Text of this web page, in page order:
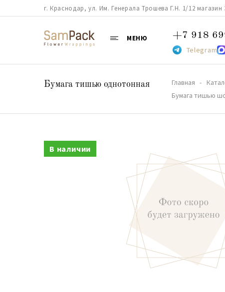
г. Краснодар, ул. Им. Генерала Трошева Г.Н. 1/12
МЕНЮ +7 918
Telegram
Бумага тишью однотонная Главная
Бумага тишью
В наличии